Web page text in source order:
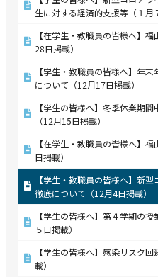
生に対する経済的支援等（１月
【在学生・教職員の皆様へ】
28日掲載）
【学生・教職員の皆様へ】年
について（12月17日掲載）
【学生の皆様へ】冬季休業期
（12月15日掲載）
【在学生・教職員の皆様へ】
日掲載）
【学生・教職員の皆様へ】新
徹底について（12月4日掲載）
【学生の皆様へ】第４学期の
５日掲載）
【学生の皆様へ】感染リスク
載）